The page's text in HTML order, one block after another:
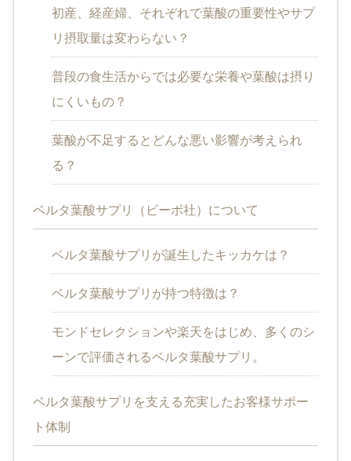
初産、経産婦、それぞれで葉酸の重要性やサプ
リ摂取量は変わらない？
普段の食生活からでは必要な栄養や葉酸は摂り
にくいもの？
葉酸が不足するとどんな悪い影響が考えられ
る？
ベルタ葉酸サプリ（ビーボ社）について
ベルタ葉酸サプリが誕生したキッカケは？
ベルタ葉酸サプリが持つ特徴は？
モンドセレクションや楽天をはじめ、多くのシ
ーンで評価されるベルタ葉酸サプリ。
ベルタ葉酸サプリを支える充実したお客様サポー
ト体制